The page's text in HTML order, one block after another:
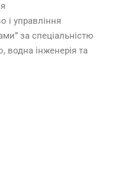
і управління
за спеціальністю
водна інженерія та